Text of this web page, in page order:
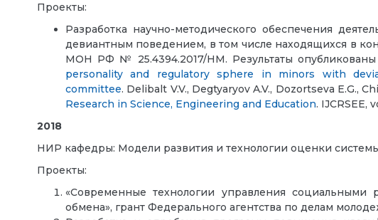
Проекты:
Разработка научно-методического обеспечения
девиантным поведением, в том числе находящихся в
МОН РФ № 25.4394.2017/НМ. Результаты
personality and regulatory sphere in minors with
committee. Delibalt V.V., Degtyaryov A.V., Dozortseva E.G.,
Research in Science, Engineering and Education. IJCRSEE,
2018
НИР кафедры: Модели развития и технологии оценки
Проекты:
«Современные технологии управления
обмена», грант Федерального агентства по делам